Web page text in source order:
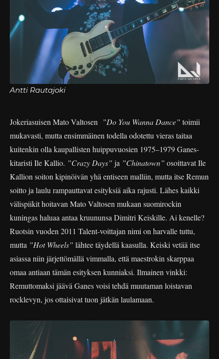
Antti Rautajoki
Jokeriasuisen Mato Valtosen ”Do You Wanna Dance” toimii
mukavasti, mutta ensimmäinen todella odotettu vieras taitaa
kuitenkin olla kaupallisten huippuvuosien 1975–1979 Ganes-
kitaristi Ile Kallio. ”Crazy Days” ja ”Chinatown” osoittavat Ile
Kallion soiton kipinöivän yhä entiseen malliin, mutta itse Remun
soitto ja laulu rampauttavat esityksiä aika rajusti. Lähes kaikki
välispiikit hoitavan Mato Valtosen mukaan suomirockin
kuningas haluaa antaa kruununsa Dimitri Keiskille. Ai kenelle?
Ruotsin vuoden 2011 Talent-voittajan nimi on harvalle tuttu,
mutta ”Hot Wheels” lähtee täydellä kaasulla. Keiski vetää itse
asiassa niin järjettömällä vimmalla, että maestrokin skarppaa
omaa antiaan tämän esityksen kunniaksi. Ilmainen vinkki:
Remuttomaksi jäävä Ganes voisi tehdä muutaman loistavan
rocklevyn, jos ottaisivat tuon jätkän laulamaan.